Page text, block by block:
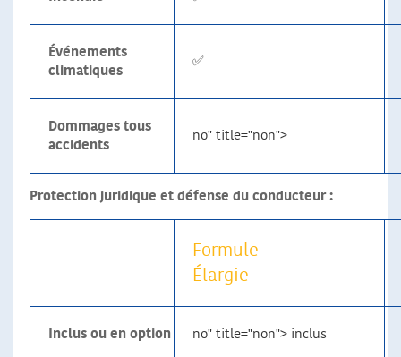
Événements
climatiques
✅
Dommages tous
accidents
no" title="non">
Protection juridique et défense du conducteur :
Formule
Élargie
Inclus ou en option no" title="non"> inclus